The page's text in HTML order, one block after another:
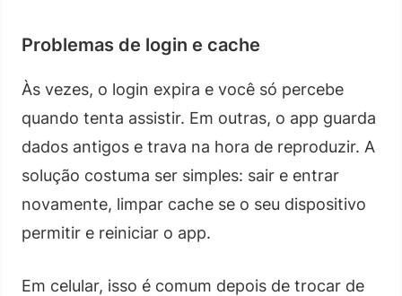
Problemas de login e cache
Às vezes, o login expira e você só percebe
quando tenta assistir. Em outras, o app guarda
dados antigos e trava na hora de reproduzir. A
solução costuma ser simples: sair e entrar
novamente, limpar cache se o seu dispositivo
permitir e reiniciar o app.
Em celular, isso é comum depois de trocar de